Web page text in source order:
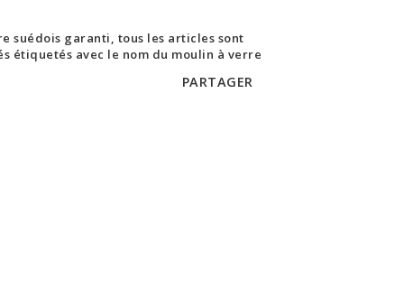
suédois garanti, tous les articles sont
étiquetés avec le nom du moulin à verre
PARTAGER